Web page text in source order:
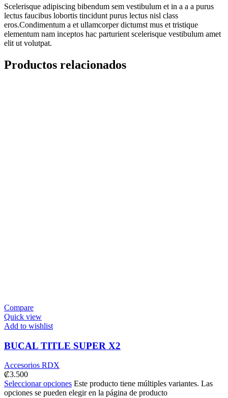
Scelerisque adipiscing bibendum sem vestibulum et in a a a purus
lectus faucibus lobortis tincidunt purus lectus nisl class
eros.Condimentum a et ullamcorper dictumst mus et tristique
elementum nam inceptos hac parturient scelerisque vestibulum amet
elit ut volutpat.
Productos relacionados
Compare
Quick view
Add to wishlist
BUCAL TITLE SUPER X2
Accesorios RDX
₡3.500
Seleccionar opciones Este producto tiene múltiples variantes. Las
opciones se pueden elegir en la página de producto